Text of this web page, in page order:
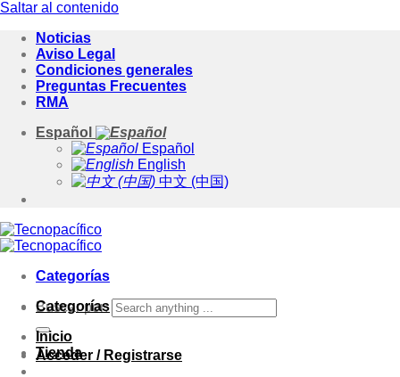
Saltar al contenido
Noticias
Aviso Legal
Condiciones generales
Preguntas Frecuentes
RMA
Español
Español
English
中文 (中国)
Categorías
Buscar por:
Acceder / Registrarse
Categorías
Inicio
Tienda